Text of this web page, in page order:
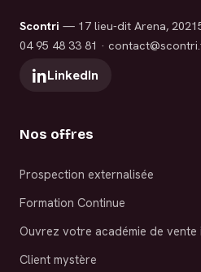
Scontri — 17 lieu-dit Arena,
04 95 48 33 81 ·
LinkedIn
Nos offres
Prospection externalisée
Formation Continue
Ouvrez votre académie de vente
Client mystère